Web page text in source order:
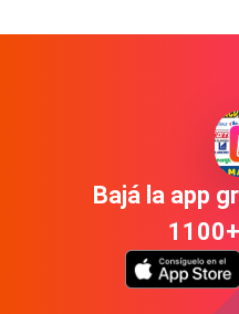
Bajá la app